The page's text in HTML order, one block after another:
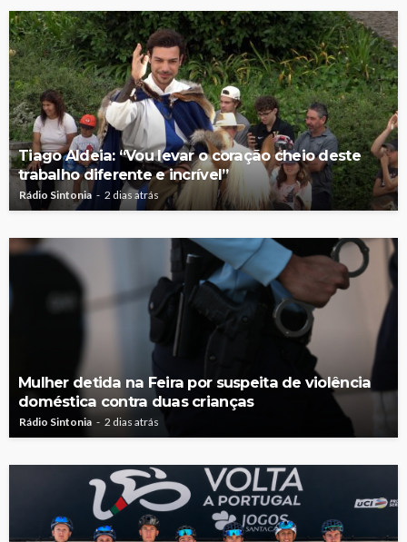
Tiago Aldeia: “Vou levar o coração cheio deste
trabalho diferente e incrível”
Rádio Sintonia 2 dias atrás
Mulher detida na Feira por suspeita de violência
doméstica contra duas crianças
Rádio Sintonia 2 dias atrás